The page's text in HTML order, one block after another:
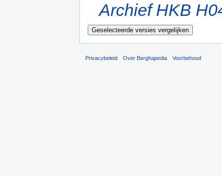
Archief HKB
Privacybeleid Over Berghapedia Voorbehoud